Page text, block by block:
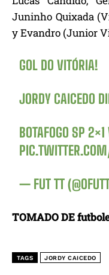
Juninho Quixada
y Evandro (Junior
GOL DO VITÓRIA!
JORDY CAICEDO
BOTAFOGO SP 2×1
— FUT TT
TOMADO DE
TAGS JORDY CAICEDO